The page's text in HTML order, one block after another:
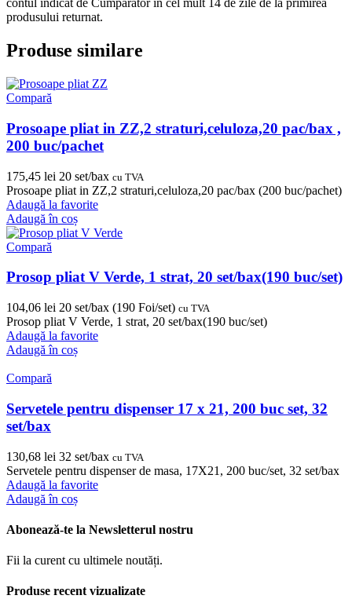
contul indicat de Cumpărător în cel mult 14 de zile de la primirea
produsului returnat.
Produse similare
Compară
Prosoape pliat in ZZ,2 straturi,celuloza,20 pac/bax ,
200 buc/pachet
175,45 lei 20 set/bax cu TVA
Prosoape pliat in ZZ,2 straturi,celuloza,20 pac/bax (200 buc/pachet)
Adaugă la favorite
Adaugă în coș
Compară
Prosop pliat V Verde, 1 strat, 20 set/bax(190 buc/set)
104,06 lei 20 set/bax (190 Foi/set) cu TVA
Prosop pliat V Verde, 1 strat, 20 set/bax(190 buc/set)
Adaugă la favorite
Adaugă în coș
Compară
Servetele pentru dispenser 17 x 21, 200 buc set, 32
set/bax
130,68 lei 32 set/bax cu TVA
Servetele pentru dispenser de masa, 17X21, 200 buc/set, 32 set/bax
Adaugă la favorite
Adaugă în coș
Abonează-te la Newsletterul nostru
Fii la curent cu ultimele noutăți.
Produse recent vizualizate